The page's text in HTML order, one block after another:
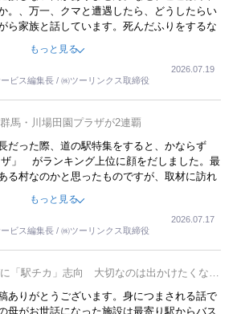
。、万一、クマと遭遇したら、どうしたらい
ら家族と話しています。死んだふりをするな
えません。そんな中で、この企画展はタイム
もっと見る
ビス編集長 / ㈱ツーリンクス取締役
2026.07.19
馬・川場田園プラザが2連覇
だった際、道の駅特集をすると、かならず
ザ」 がランキング上位に顔をだしました。最
村なのかと思ったものですが、取材に訪れ
ューしたら、興味深い話が次々が飛び出しま
、今でも思い出すことが２つあります。一つ
ニーランドを見学させ、サービス業、接客業
ていることです。 もう一つは1800円もする
販売するにあたり、社内に懸念もあったそう
場に都内ナンバーの高級外車が停まっている
品でも売れると確信したそうです。今回の記
。
もっと見る
ビス編集長 / ㈱ツーリンクス取締役
2026.07.17
「駅チカ」志向 大切なのは出かけたくなる
りがとうございます。身につまされる話で
母がお世話になった施設は最寄り駅からバス